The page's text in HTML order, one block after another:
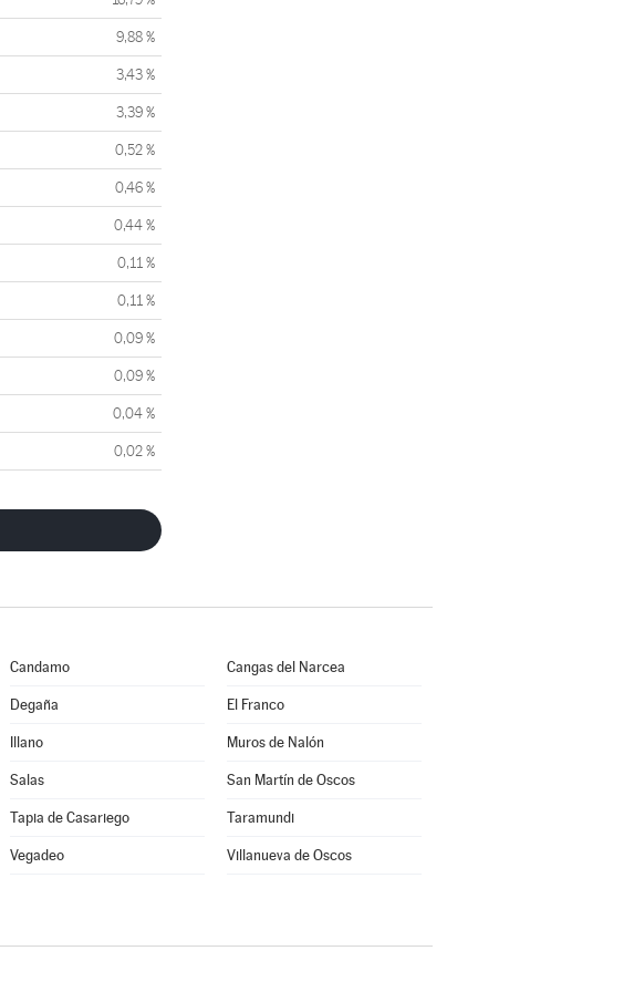
9,88 %
3,43 %
3,39 %
0,52 %
0,46 %
0,44 %
0,11 %
0,11 %
0,09 %
0,09 %
0,04 %
0,02 %
Candamo Cangas del Narcea
Degaña El Franco
Illano Muros de Nalón
Salas San Martín de Oscos
Tapia de Casariego Taramundi
Vegadeo Villanueva de Oscos